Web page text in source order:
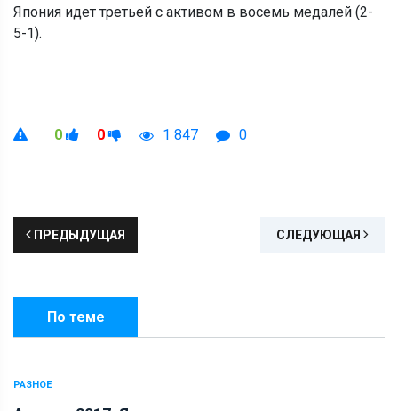
Япония идет третьей с активом в восемь медалей (2-
5-1).
0 0 1 847 0
ПРЕДЫДУЩАЯ СЛЕДУЮЩАЯ
По теме
РАЗНОЕ